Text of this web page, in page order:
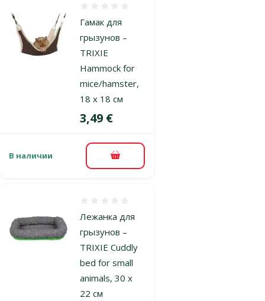
Гамак для
грызунов –
TRIXIE
Hammock for
mice/hamster,
18 x 18 см
Цена
3,49 €
В наличии В корзину
Лежанка для
грызунов –
TRIXIE Cuddly
bed for small
animals, 30 x
22 см